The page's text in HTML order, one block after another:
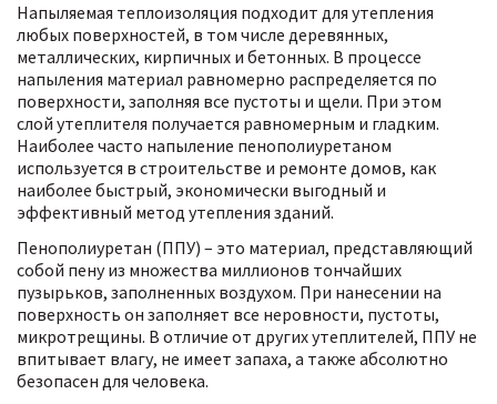
Напыляемая теплоизоляция подходит для утепления
любых поверхностей, в том числе деревянных,
металлических, кирпичных и бетонных. В процессе
напыления материал равномерно распределяется по
поверхности, заполняя все пустоты и щели. При этом
слой утеплителя получается равномерным и гладким.
Наиболее часто напыление пенополиуретаном
используется в строительстве и ремонте домов, как
наиболее быстрый, экономически выгодный и
эффективный метод утепления зданий.
Пенополиуретан (ППУ) – это материал, представляющий
собой пену из множества миллионов тончайших
пузырьков, заполненных воздухом. При нанесении на
поверхность он заполняет все неровности, пустоты,
микротрещины. В отличие от других утеплителей, ППУ не
впитывает влагу, не имеет запаха, а также абсолютно
безопасен для человека.